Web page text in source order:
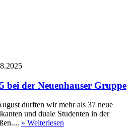
bei der Neuenhauser Gruppe
durften wir mehr als 37 neue
und duale Studenten in der
» Weiterlesen